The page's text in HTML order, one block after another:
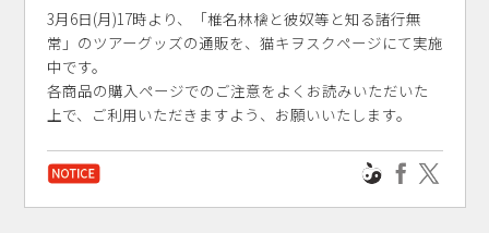
3月6日(月)17時より、「椎名林檎と彼奴等と知る諸行無
常」のツアーグッズの通販を、猫キヲスクページにて実施
中です。
各商品の購入ページでのご注意をよくお読みいただいた
上で、ご利用いただきますよう、お願いいたします。